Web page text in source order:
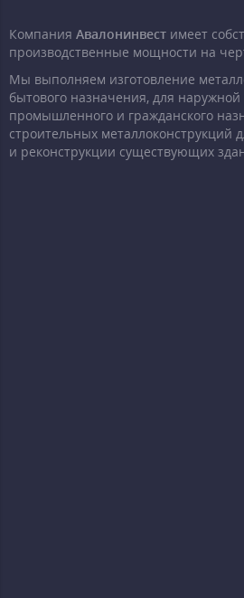
Компания Авалонинвест имеет
производственные мощности на
Мы выполняем изготовление
бытового назначения, для
промышленного и гражданского
строительных металлоконструкций
и реконструкции существующих